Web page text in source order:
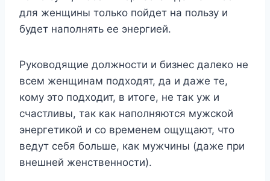
для женщины только пойдет на пользу и
будет наполнять ее энергией.
Руководящие должности и бизнес далеко не
всем женщинам подходят, да и даже те,
кому это подходит, в итоге, не так уж и
счастливы, так как наполняются мужской
энергетикой и со временем ощущают, что
ведут себя больше, как мужчины (даже при
внешней женственности).